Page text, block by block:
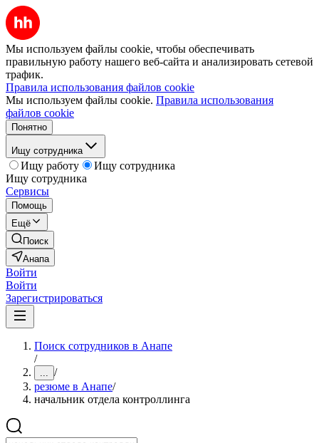
Мы используем файлы cookie, чтобы обеспечивать
правильную работу нашего веб-сайта и анализировать сетевой
трафик.
Правила использования файлов cookie
Мы используем файлы cookie. Правила использования
файлов cookie
Понятно
Ищу сотрудника
Ищу работу
Ищу сотрудника
Ищу сотрудника
Сервисы
Помощь
Ещё
Поиск
Анапа
Войти
Войти
Зарегистрироваться
Поиск сотрудников в Анапе
/
... /
резюме в Анапе/
начальник отдела контроллинга